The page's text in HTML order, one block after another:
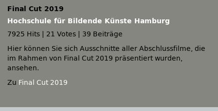
Final Cut 2019
Hochschule für Bildende Künste Hamburg
7925 Hits
21 Votes
39 Beiträge
Hier können Sie sich Ausschnitte aller Abschlussfilme, die
im Rahmen von Final Cut 2019 präsentiert wurden,
ansehen.
Zu Final Cut 2019